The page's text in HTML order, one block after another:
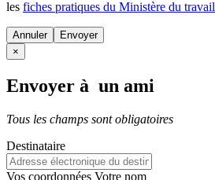
les fiches pratiques du Ministère du travail
Annuler
×
Envoyer à un ami
Tous les champs sont obligatoires
Destinataire
Vos coordonnées Votre nom